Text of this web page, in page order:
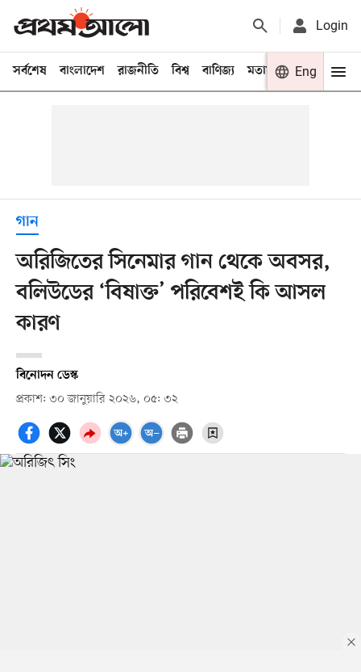
Login
সর্বশেষ বাংলাদেশ রাজনীতি বিশ্ব বাণিজ্য মতামত খেলা
Eng
গান
অরিজিতের সিনেমার গান থেকে অবসর,
বলিউডের ‘বিষাক্ত’ পরিবেশই কি আসল
কারণ
বিনোদন ডেস্ক
প্রকাশ: ৩০ জানুয়ারি ২০২৬, ০৫: ৩২